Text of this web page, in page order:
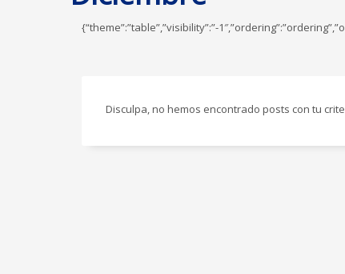
{“theme”:”table”,”visibility”:”-
Disculpa, no hemos encontrado posts con tu